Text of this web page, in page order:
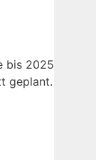
bis 2025
geplant.